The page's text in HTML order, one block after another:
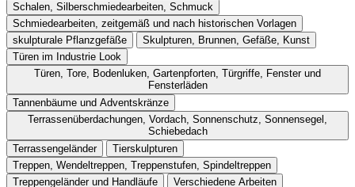
Schalen, Silberschmiedearbeiten, Schmuck
Schmiedearbeiten, zeitgemäß und nach historischen Vorlagen
skulpturale Pflanzgefäße
Skulpturen, Brunnen, Gefäße, Kunst
Türen im Industrie Look
Türen, Tore, Bodenluken, Gartenpforten, Türgriffe, Fenster und
Fensterläden
Tannenbäume und Adventskränze
Terrassenüberdachungen, Vordach, Sonnenschutz, Sonnensegel,
Schiebedach
Terrassengeländer
Tierskulpturen
Treppen, Wendeltreppen, Treppenstufen, Spindeltreppen
Treppengeländer und Handläufe
Verschiedene Arbeiten